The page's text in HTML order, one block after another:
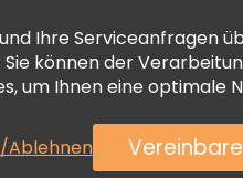
Ihre Serviceanfragen
können der
um Ihnen eine optimale
Ablehnen